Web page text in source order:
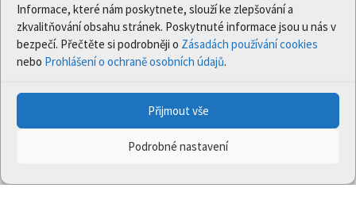
Informace, které nám poskytnete, slouží ke zlepšování a
zkvalitňování obsahu stránek. Poskytnuté informace jsou u nás v
bezpečí. Přečtěte si podrobněji o Zásadách používání cookies
nebo Prohlášení o ochraně osobních údajů.
Přijmout vše
Podrobné nastavení